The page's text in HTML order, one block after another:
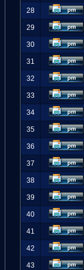
28
29
30
31
32
33
34
35
36
37
38
39
40
41
42
43